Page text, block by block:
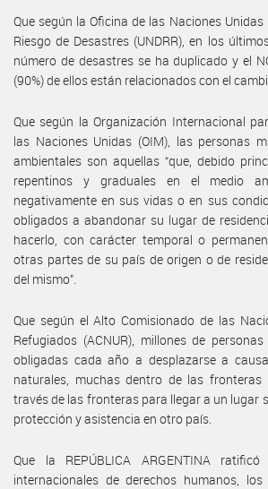
Que según la Oficina de las Naciones
Riesgo de Desastres (UNDRR), en los
número de desastres se ha duplicado y el
(90%) de ellos están relacionados con el
Que según la Organización Internacional
las Naciones Unidas (OIM), las personas
ambientales son aquellas “que, debido
repentinos y graduales en el medio
negativamente en sus vidas o en sus
obligados a abandonar su lugar de
hacerlo, con carácter temporal o
otras partes de su país de origen o de
del mismo”.
Que según el Alto Comisionado de las
Refugiados (ACNUR), millones de
obligadas cada año a desplazarse a
naturales, muchas dentro de las
través de las fronteras para llegar a un lugar
protección y asistencia en otro país.
Que la REPÚBLICA ARGENTINA
internacionales de derechos humanos,